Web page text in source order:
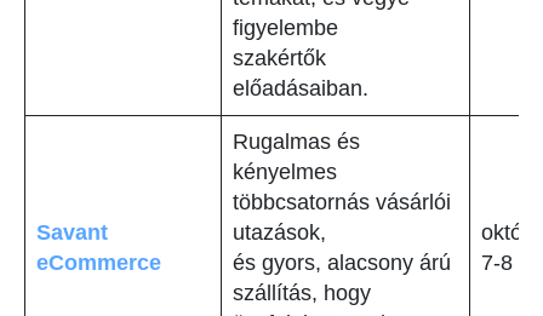
figyelembe
szakértők
előadásaiban.
Savant
eCommerce
Rugalmas és
kényelmes
többcsatornás vásárlói
utazások,
és gyors, alacsony árú
szállítás, hogy
7-8